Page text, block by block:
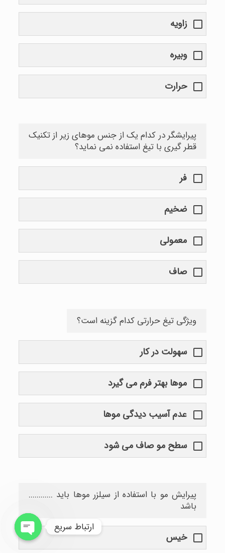
زاویه
وبیره
حرارت
پیرایشگر در کدام یک از جنس موهای زیر از تکنیک
قطر گیری با تیغ استفاده نمی نماید؟
فر
ضخیم
معمولی
صاف
ویژگی تیغ حرارتی کدام گزینه است؟
سهولت در کار
موها بهتر فرم می گیرد
عدم آسیب دیدگی موها
سطح مو صاف می شود
پیرایش مو با استفاده از سیلزر موها باید ............
باشد
خيس
ارتباط سریع
Open